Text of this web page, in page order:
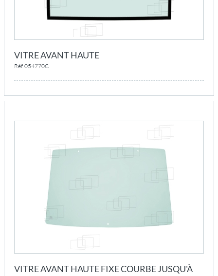
VITRE AVANT HAUTE
Réf. 054770C
VITRE AVANT HAUTE FIXE COURBE JUSQU'À